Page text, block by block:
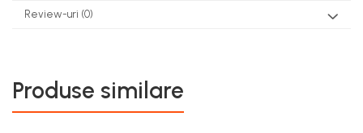
Review-uri (0)
Produse similare